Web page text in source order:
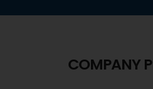
COMPANY